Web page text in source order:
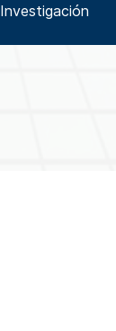
Investigación